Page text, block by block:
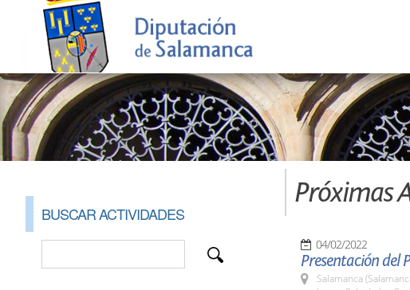
BUSCAR ACTIVIDADES
Próximas
04/02/2022
Presentación del
Salamanca